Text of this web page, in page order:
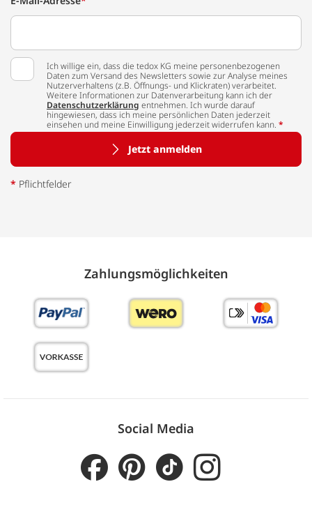
Ich willige ein, dass die tedox KG meine personenbezogenen
Daten zum Versand des Newsletters sowie zur Analyse meines
Nutzerverhaltens (z.B. Öffnungs- und Klickraten) verarbeitet.
Weitere Informationen zur Datenverarbeitung kann ich der
Datenschutzerklärung entnehmen. Ich wurde darauf
hingewiesen, dass ich meine persönlichen Daten jederzeit
einsehen und meine Einwilligung jederzeit widerrufen kann. *
Jetzt anmelden
* Pflichtfelder
Zahlungs­möglich­keiten
Social Media